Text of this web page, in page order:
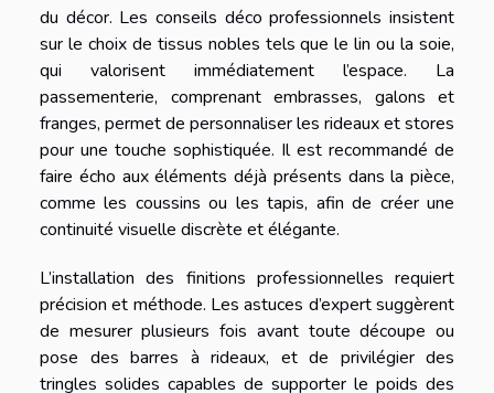
du décor. Les conseils déco professionnels insistent
sur le choix de tissus nobles tels que le lin ou la soie,
qui valorisent immédiatement l’espace. La
passementerie, comprenant embrasses, galons et
franges, permet de personnaliser les rideaux et stores
pour une touche sophistiquée. Il est recommandé de
faire écho aux éléments déjà présents dans la pièce,
comme les coussins ou les tapis, afin de créer une
continuité visuelle discrète et élégante.
L’installation des finitions professionnelles requiert
précision et méthode. Les astuces d’expert suggèrent
de mesurer plusieurs fois avant toute découpe ou
pose des barres à rideaux, et de privilégier des
tringles solides capables de supporter le poids des